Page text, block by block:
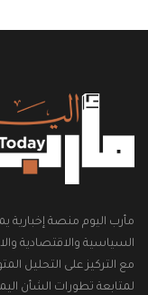
مأرب اليوم منصة إخبارية
السياسية والاقتصادية
مع التركيز على التحليل
لمتابعة تطورات الشأن